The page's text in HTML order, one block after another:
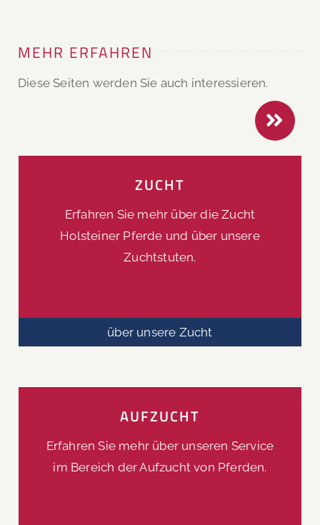
MEHR ERFAHREN
Diese Seiten werden Sie auch interessieren.
ZUCHT
Erfahren Sie mehr über die Zucht
Holsteiner Pferde und über unsere
Zuchtstuten.
über unsere Zucht
AUFZUCHT
Erfahren Sie mehr über unseren Service
im Bereich der Aufzucht von Pferden.